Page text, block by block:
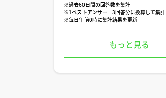
※過去60日間の回答数を集計
※1ベストアンサー = 3回答分に換算して集計
※毎日午前0時に集計結果を更新
もっと見る